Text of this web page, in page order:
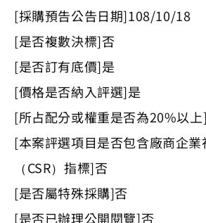
[採購預告公告日期]108/10/18
[是否複數決標]否
[是否訂有底價]是
[價格是否納入評選]是
[所占配分或權重是否為20%以上
[本案評選項目是否包含廠商企業
（CSR）指標]否
[是否屬特殊採購]否
[是否已辦理公開閱覽]否